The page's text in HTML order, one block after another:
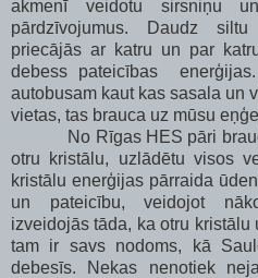
akmenī veidotu sirsniņu
pārdzīvojumus. Daudz
priecājās ar katru un par
debess pateicības
autobusam kaut kas sasala un
vietas, tas brauca uz mūsu
No Rīgas HES pāri
otru kristālu, uzlādētu visos
kristālu enerģijas pārraida
un pateicību, veidojot
izveidojās tāda, ka otru
tam ir savs nodoms, kā
debesīs. Nekas nenotiek